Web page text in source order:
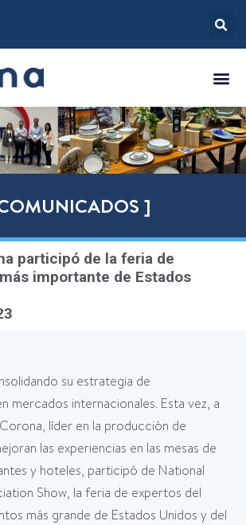
]
participó de la feria de
importante de Estados
su estrategia de
mercados internacionales. Esta vez, a
líder en la producción de
las experiencias en las mesas de
y hoteles, participó de National
Show, la feria de expertos del
más grande de Estados Unidos y del